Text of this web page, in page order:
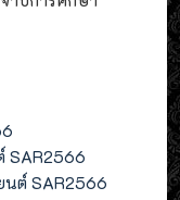
SAR2566
นต์ SAR2566